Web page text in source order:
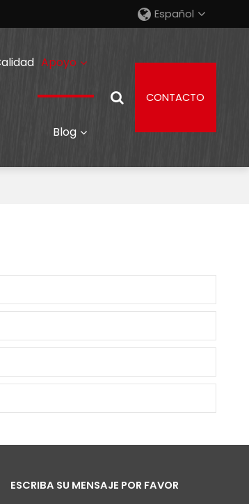
Español
Apoyo
Blog
CONTACTO
ESCRIBA SU MENSAJE POR FAVOR